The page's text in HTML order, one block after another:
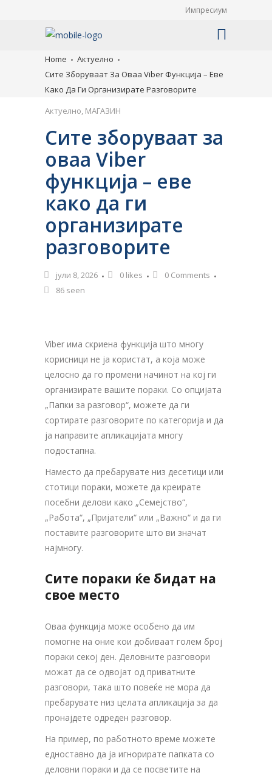
Импресиум
Home
Актуелно
Сите Зборуваат За Оваа Viber Функција – Еве
Како Да Ги Организирате Разговорите
Актуелно, МАГАЗИН
Сите зборуваат за
оваа Viber
функција – еве
како да ги
организирате
разговорите
јули 8, 2026 0 likes
0 Comments
86 seen
Viber има скриена функција што многу
корисници не ја користат, а која може
целосно да го промени начинот на кој ги
организирате вашите пораки. Со опцијата
„Папки за разговор“, можете да ги
сортирате разговорите по категорија и да
ја направите апликацијата многу
подостапна.
Наместо да пребарувате низ десетици или
стотици пораки, можете да креирате
посебни делови како „Семејство“,
„Работа“, „Пријатели“ или „Важно“ и да ги
поставите разговорите што ви значат
најмногу.
Сите пораки ќе бидат на
свое место
Оваа функција може особено да им
помогне на оние кои добиваат голем број
пораки секој ден. Деловните разговори
можат да се одвојат од приватните
разговори, така што повеќе не мора да
пребарувате низ целата апликација за да
пронајдете одреден разговор.
На пример, по работното време можете
едноставно да ја игнорирате папката со
деловни пораки и да се посветите на